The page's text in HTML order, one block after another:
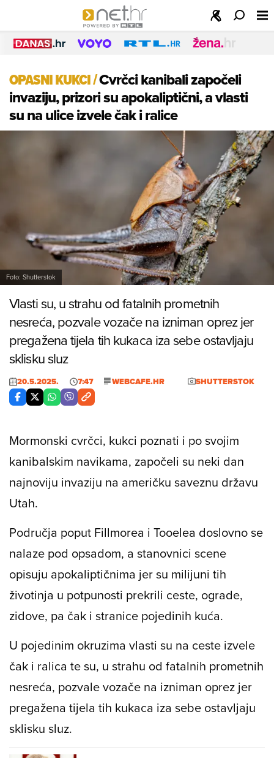
OPASNI KUKCI/Cvrčci kanibali započeli
invaziju, prizori su apokaliptični, a vlasti
su na ulice izvele čak i ralice
Foto: Shutterstok
Vlasti su, u strahu od fatalnih prometnih
nesreća, pozvale vozače na izniman oprez jer
pregažena tijela tih kukaca iza sebe ostavljaju
sklisku sluz
20.5.2025. 7:47 WEBCAFE.HR SHUTTERSTOK
Mormonski cvrčci, kukci poznati i po svojim
kanibalskim navikama, započeli su neki dan
najnoviju invaziju na američku saveznu državu
Utah.
Područja poput Fillmorea i Tooelea doslovno se
nalaze pod opsadom, a stanovnici scene
opisuju apokaliptičnima jer su milijuni tih
životinja u potpunosti prekrili ceste, ograde,
zidove, pa čak i stranice pojedinih kuća.
U pojedinim okruzima vlasti su na ceste izvele
čak i ralica te su, u strahu od fatalnih prometnih
nesreća, pozvale vozače na izniman oprez jer
pregažena tijela tih kukaca iza sebe ostavljaju
sklisku sluz.